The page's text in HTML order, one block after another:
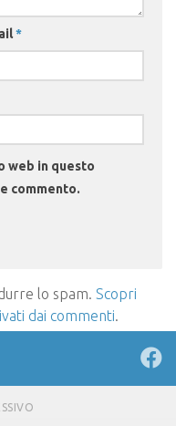
*
web in questo
commento.
lo spam. Scopri
dai commenti